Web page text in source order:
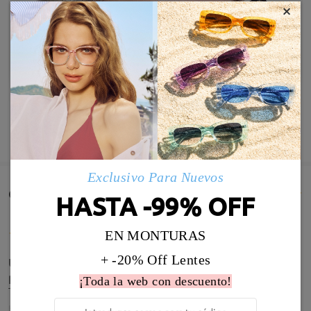
MOSTRAR MÁS
Comentarios de Clientes(810)
Un pequeño problema con el ajuste de patillas
pero ya solventado con las instrucciones recibidas.
Todo en orden!
×
Exclusivo Para Nuevos
HASTA -99% OFF
EN MONTURAS
+ -20% Off Lentes
¡Toda la web con descuento!